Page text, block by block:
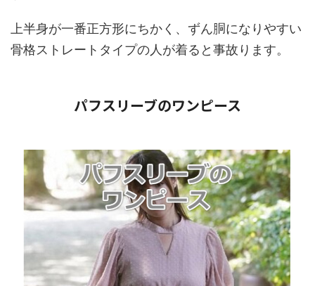
上半身が一番正方形にちかく、ずん胴になりやすい
骨格ストレートタイプの人が着ると事故ります。
パフスリーブのワンピース